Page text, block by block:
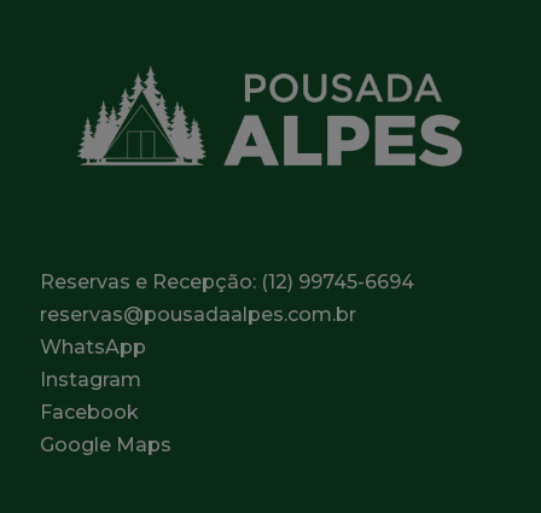
Reservas e Recepção: (12) 99745-6694
reservas@pousadaalpes.com.br
WhatsApp
Instagram
Facebook
Google Maps